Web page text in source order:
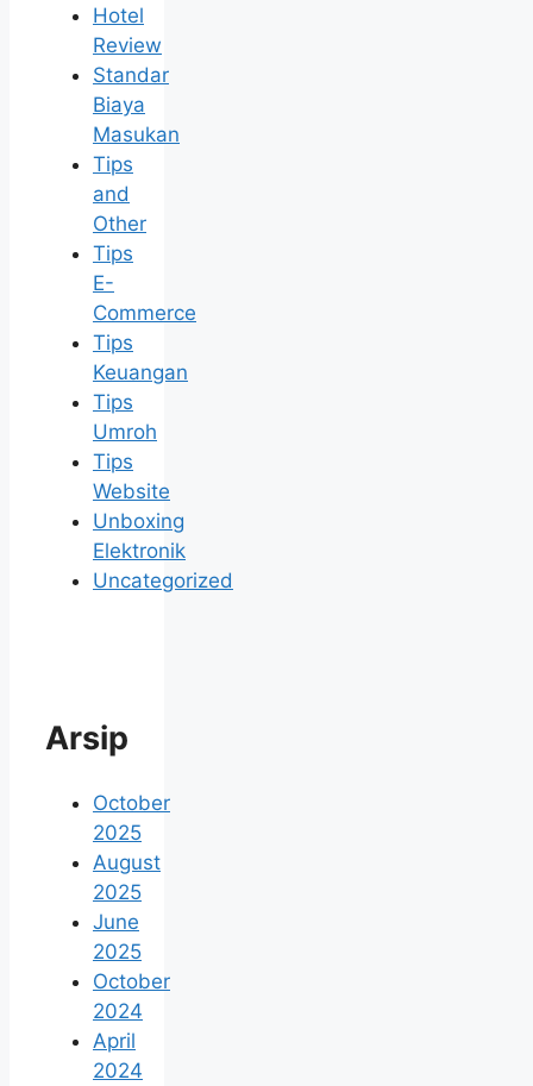
Hotel
Review
Standar
Biaya
Masukan
Tips
and
Other
Tips
E-
Commerce
Tips
Keuangan
Tips
Umroh
Tips
Website
Unboxing
Elektronik
Uncategorized
Arsip
October
2025
August
2025
June
2025
October
2024
April
2024